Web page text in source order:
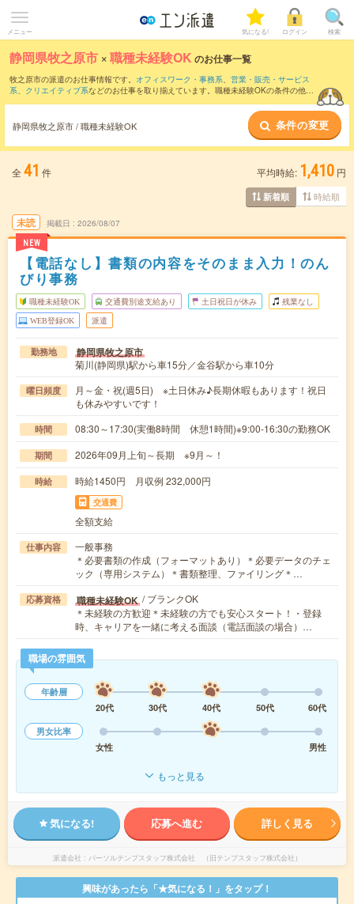
メニュー 気になる! ログイン 検索
静岡県牧之原市 ×職種未経験OK のお仕事一覧
牧之原市の派遣のお仕事情報です。 オフィスワーク・事務系、 営業・販売・サービス
系、 クリエイティブ系などのお仕事を取り揃えています。職種未経験OKの条件の他
静岡県牧之原市 / 職種未経験OK 条件の変更
全 41 件 平均時給: 1,410 円
新着順 時給順
未読
NEW
掲載日 2026/08/07
【電話なし】書類の内容をそのまま入力！のん
びり事務
職種未経験OK 交通費別途支給あり 土日祝日が休み 残業なし
WEB登録OK 派遣
勤務地 静岡県牧之原市
菊川(静岡県)駅から車15分／金谷駅から車10分
曜日頻度
月～金・祝(週5日) ※土日休み♪長期休暇もあります！祝日
も休みやすいです！
時間 08:30～17:30(実働8時間 休憩1時間)※9:00-16:30の勤務OK
期間 2026年09月上旬～長期 ※9月～！
時給 時給1450円 月収例 232,000円
交通費
全額支給
仕事内容
一般事務
＊必要書類の作成（フォーマットあり）＊必要データのチェ
ック（専用システム）＊書類整理、ファイリング＊…
応募資格 職種未経験OK / ブランクOK
＊未経験の方歓迎＊未経験の方でも安心スタート！・登録
時、キャリアを一緒に考える面談（電話面談の場合）…
職場の雰囲気
年齢層
20代
30代 40代 50代
60代
男女比率
女性
男性
もっと見る
気になる! 応募へ進む 詳しく見る
派遣会社 パーソルテンプスタッフ株式会社 （旧テンプスタッフ株式会社）
興味があったら「★気になる！」をタップ！